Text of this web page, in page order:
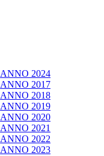
ANNO 2024
ANNO 2017
ANNO 2018
ANNO 2019
ANNO 2020
ANNO 2021
ANNO 2022
ANNO 2023